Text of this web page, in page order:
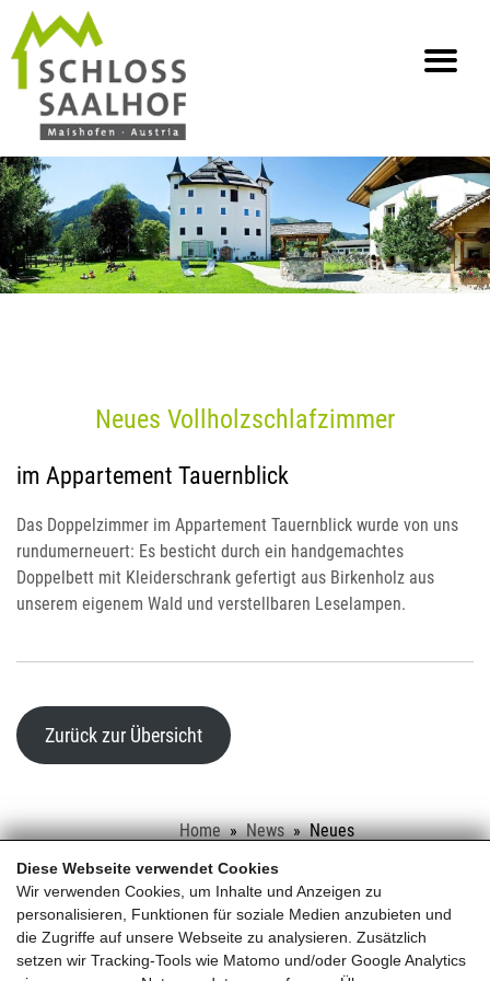
Diese Webseite verwendet Cookies
Wir verwenden Cookies, um Inhalte und Anzeigen zu
personalisieren, Funktionen für soziale Medien anzubieten und
die Zugriffe auf unsere Webseite zu analysieren. Zusätzlich
setzen wir Tracking-Tools wie Matomo und/oder Google Analytics
info@saalhof.at
Home Kontakt Impressum & Datenschutz Sitemap
Neues Vollholzschlafzimmer
im Appartement Tauernblick
Das Doppelzimmer im Appartement Tauernblick wurde von uns
rundumerneuert: Es besticht durch ein handgemachtes
Doppelbett mit Kleiderschrank gefertigt aus Birkenholz aus
unserem eigenem Wald und verstellbaren Leselampen.
Zurück zur Übersicht
Home News
Neues
Tauernblick
Schloss Saalhof